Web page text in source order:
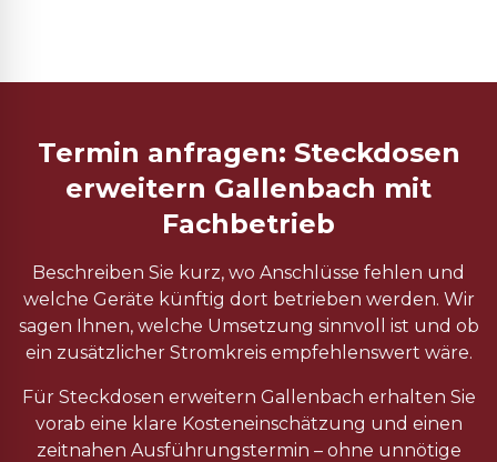
Termin anfragen: Steckdosen
erweitern Gallenbach mit
Fachbetrieb
Beschreiben Sie kurz, wo Anschlüsse fehlen und
welche Geräte künftig dort betrieben werden. Wir
sagen Ihnen, welche Umsetzung sinnvoll ist und ob
ein zusätzlicher Stromkreis empfehlenswert wäre.
Für Steckdosen erweitern Gallenbach erhalten Sie
vorab eine klare Kosteneinschätzung und einen
zeitnahen Ausführungstermin – ohne unnötige